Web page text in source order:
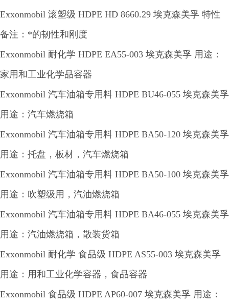
Exxonmobil 滚塑级 HDPE HD 8660.29 埃克森美孚 特性
备注：*的韧性和刚度
Exxonmobil 耐化学 HDPE EA55-003 埃克森美孚 用途：
家用和工业化学品容器
Exxonmobil 汽车油箱专用料 HDPE BU46-055 埃克森美孚
用途：汽车燃烧箱
Exxonmobil 汽车油箱专用料 HDPE BA50-120 埃克森美孚
用途：托盘，板材，汽车燃烧箱
Exxonmobil 汽车油箱专用料 HDPE BA50-100 埃克森美孚
用途：吹塑级用，汽油燃烧箱
Exxonmobil 汽车油箱专用料 HDPE BA46-055 埃克森美孚
用途：汽油燃烧箱，散装货箱
Exxonmobil 耐化学 食品级 HDPE AS55-003 埃克森美孚
用途：用和工业化学容器，食品容器
Exxonmobil 食品级 HDPE AP60-007 埃克森美孚 用途：